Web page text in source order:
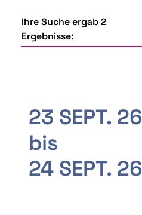
Ihre Suche ergab 2
Ergebnisse:
23 SEPT. 26
bis
24 SEPT. 26